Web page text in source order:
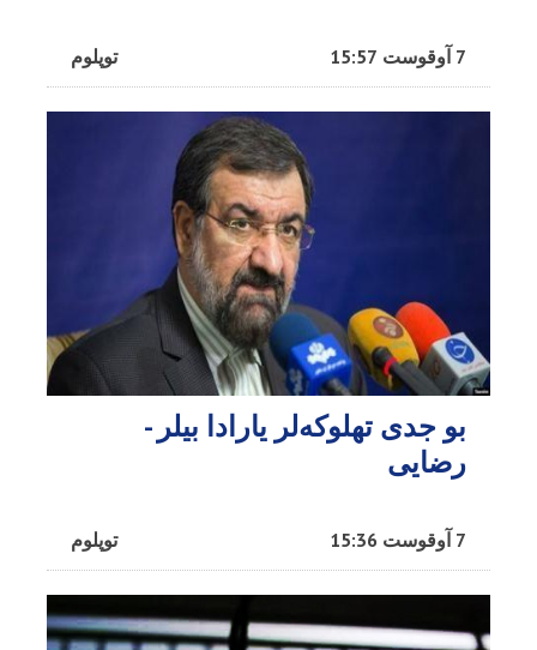
توپلوم 7 آوقوست 15:57
بو جدی تهلوکه‌لر یارادا بیلر -
رضایی
توپلوم 7 آوقوست 15:36